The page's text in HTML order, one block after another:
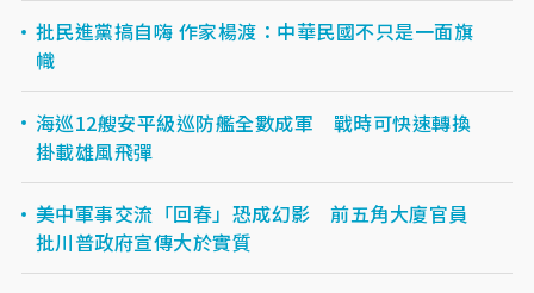
批民進黨搞自嗨 作家楊渡：中華民國不只是一面旗
幟
海巡12艘安平級巡防艦全數成軍 戰時可快速轉換
掛載雄風飛彈
美中軍事交流「回春」恐成幻影 前五角大廈官員
批川普政府宣傳大於實質